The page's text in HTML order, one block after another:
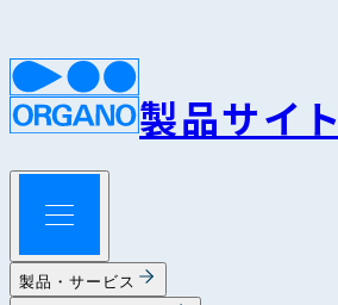
製品サイト
製品・サービス